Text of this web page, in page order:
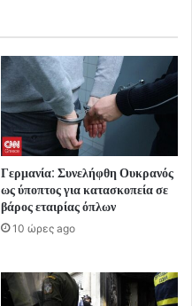
Γερμανία: Συνελήφθη Ουκρανός
ως ύποπτος για κατασκοπεία σε
βάρος εταιρίας όπλων
10 ώρες ago